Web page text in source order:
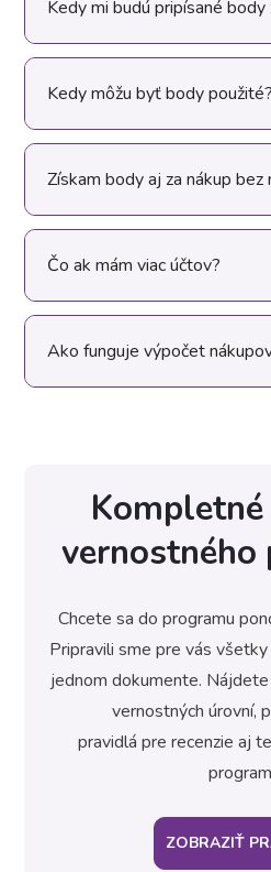
Kedy mi budú pripísané body
Kedy môžu byť body použité?
Získam body aj za nákup bez
Čo ak mám viac účtov?
Ako funguje výpočet
vernostného
Chcete sa do programu
Pripravili sme pre vás
jednom dokumente.
vernostných úrovní,
pravidlá pre recenzie aj
ZOBRAZIŤ